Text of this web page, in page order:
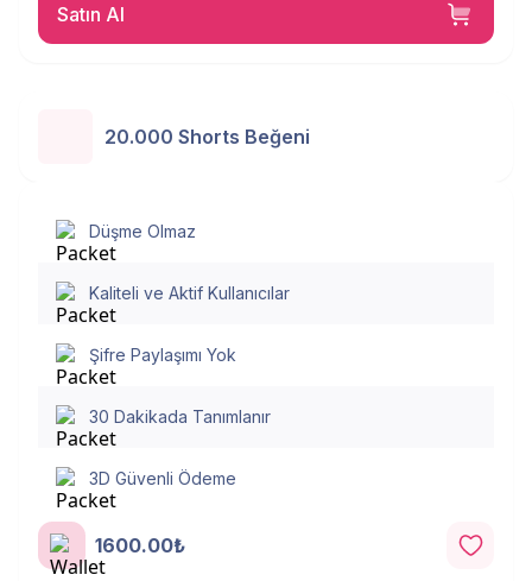
Satın Al
20.000 Shorts Beğeni
Düşme Olmaz
Kaliteli ve Aktif Kullanıcılar
Şifre Paylaşımı Yok
30 Dakikada Tanımlanır
3D Güvenli Ödeme
1600.00₺